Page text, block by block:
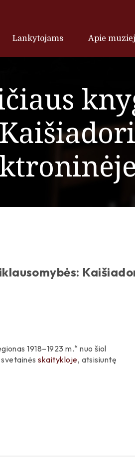
Lankytojams Apie
1918–1923 m.“ nuo šiol
skaitykloje, atsisiuntę